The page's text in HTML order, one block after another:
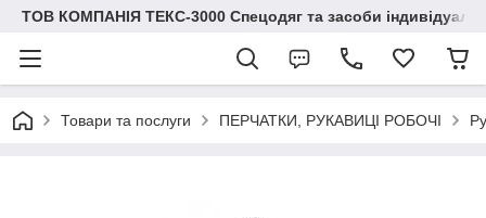
ТОВ КОМПАНІЯ ТЕКС-3000 Спецодяг та засоби
Товари та послуги ПЕРЧАТКИ, РУКАВИЦІ РОБОЧІ